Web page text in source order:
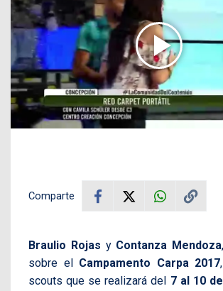
Comparte
Braulio Rojas y Contanza Mendoza
sobre el Campamento Carpa 2017
scouts que se realizará del 7 al 10